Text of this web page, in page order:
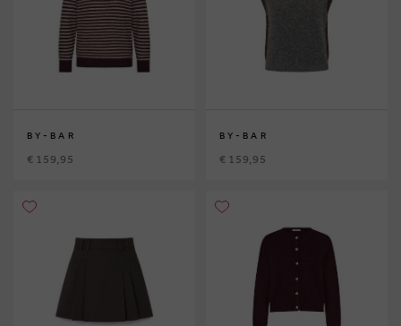
BY-BAR
€ 159,95
BY-BAR
€ 159,95